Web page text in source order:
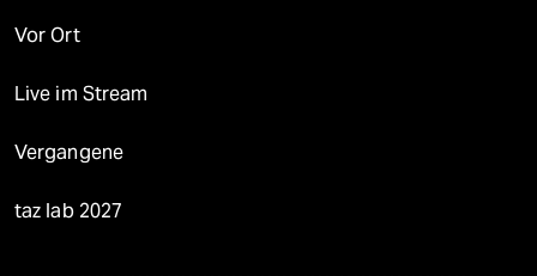
Vor Ort
Live im Stream
Vergangene
taz lab 2027